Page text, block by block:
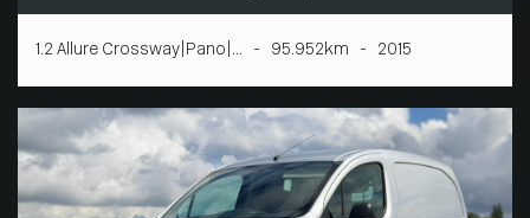
1.2 Allure Crossway|Pano|... - 95.952km - 2015